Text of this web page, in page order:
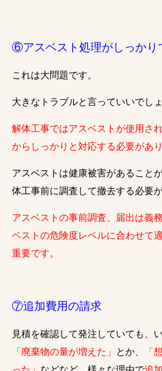
⑥アスベスト処理がしっかり
これは大問題です。
大きなトラブルと言っていいでしょ
解体工事ではアスベストが使用さ
からしっかりと対応する必要があり
アスベストは健康被害があること
体工事前に調査して撤去する必要が
アスベストの事前調査、届出は義
ベストの危険度レベルに合わせて
重要です。
⑦追加費用の請求
見積を確認して発注していても、
「廃棄物の量が増えた」
とか、
「